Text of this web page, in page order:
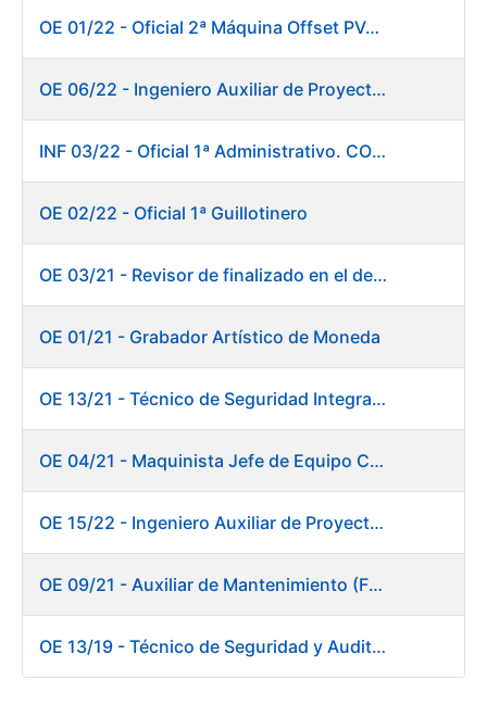
OE 01/22 - Oficial 2ª Máquina Offset PVC+2 colores
OE 06/22 - Ingeniero Auxiliar de Proyectos
INF 03/22 - Oficial 1ª Administrativo. CONSOLIDACIÓN EMPLEO TEMPORAL LARGA DURACIÓN
OE 02/22 - Oficial 1ª Guillotinero
OE 03/21 - Revisor de finalizado en el departamento Fábrica de Papel - Burgos
OE 01/21 - Grabador Artístico de Moneda
OE 13/21 - Técnico de Seguridad Integral (Centro de Trabajo de Burgos)
OE 04/21 - Maquinista Jefe de Equipo Corte y Enfajado
OE 15/22 - Ingeniero Auxiliar de Proyectos - DIT
OE 09/21 - Auxiliar de Mantenimiento (Fábrica de Papel)
OE 13/19 - Técnico de Seguridad y Auditoría Informática. Dirección de Sistemas de Información